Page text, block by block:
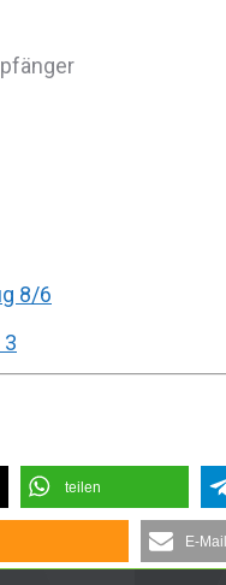
8/6
3
teilen
E-Mail